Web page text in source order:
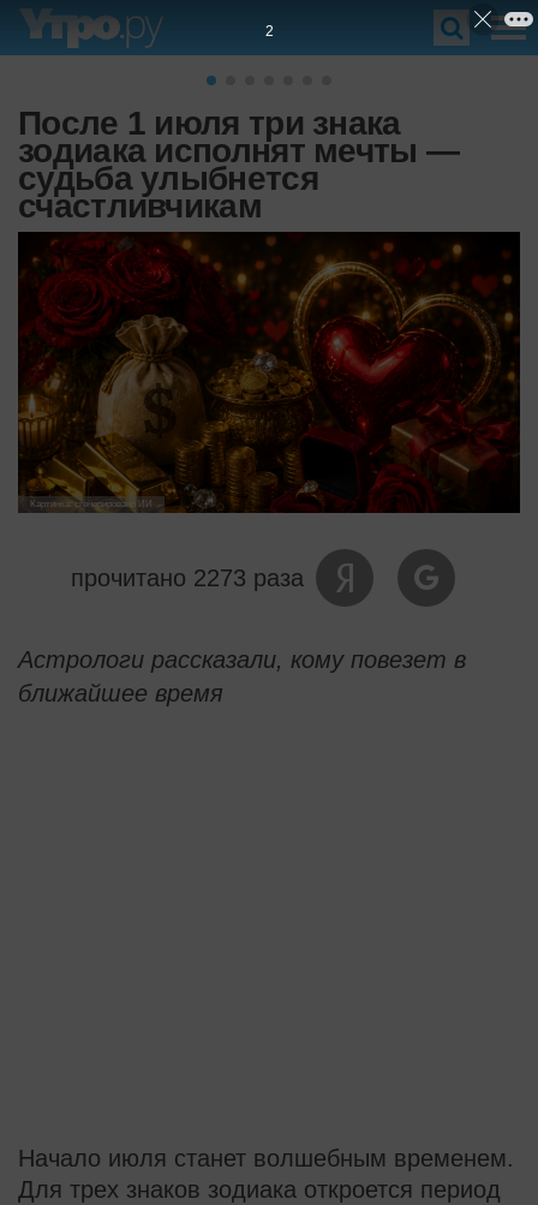
После 1 июля три знака
зодиака исполнят мечты —
судьба улыбнется
счастливчикам
Картинка: сгенерировано ИИ
прочитано 2273 раза
Астрологи рассказали, кому повезет в
ближайшее время
Начало июля станет волшебным временем.
Для трех знаков зодиака откроется период
1